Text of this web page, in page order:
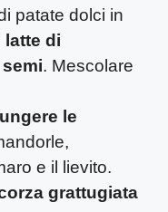
patate dolci in
latte di
. Mescolare
le
e il lievito.
grattugiata